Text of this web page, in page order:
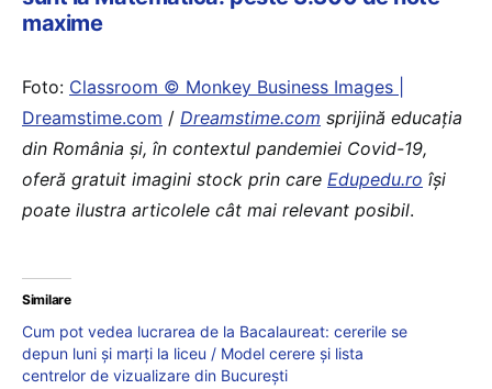
maxime
Foto: Classroom © Monkey Business Images |
Dreamstime.com / Dreamstime.com sprijină educaţia
din România şi, în contextul pandemiei Covid-19,
oferă gratuit imagini stock prin care Edupedu.ro îşi
poate ilustra articolele cât mai relevant posibil.
Similare
Cum pot vedea lucrarea de la Bacalaureat: cererile se
depun luni și marți la liceu / Model cerere și lista
centrelor de vizualizare din București